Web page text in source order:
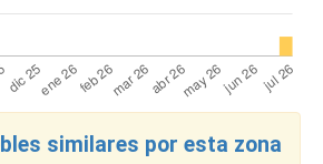
similares por esta zona